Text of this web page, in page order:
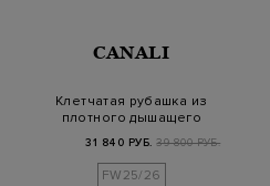
CANALI
Клетчатая рубашка из
плотного дышащего
хлопка
31 840 РУБ. 39 800 РУБ.
FW25/26